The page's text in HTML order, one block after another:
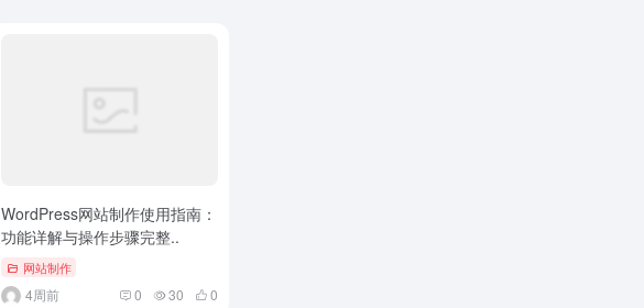
WordPress网站制作使用指南：
功能详解与操作步骤完整..
网站制作
4周前 0 30 0